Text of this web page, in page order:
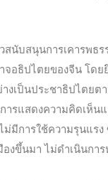
นับสนุนการเคารพธ
จอธิปไตยของจีน โด
างเป็นประชาธิปไตย
ารแสดงความคิดเห็
มีการใช้ความรุนแร
องขึ้นมา ไม่ดำเนินกา